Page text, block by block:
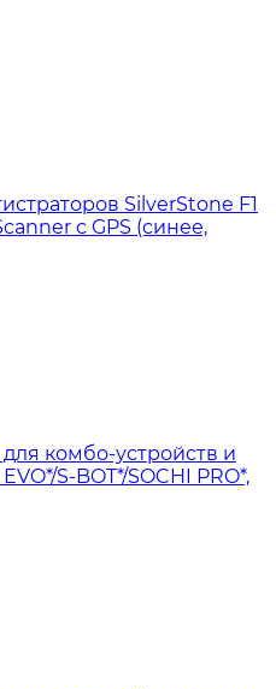
SilverStone F1
с GPS (синее,
комбо-устройств и
S-BOT*/SOCHI PRO*,